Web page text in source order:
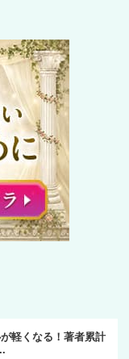
軽くなる！著者累計